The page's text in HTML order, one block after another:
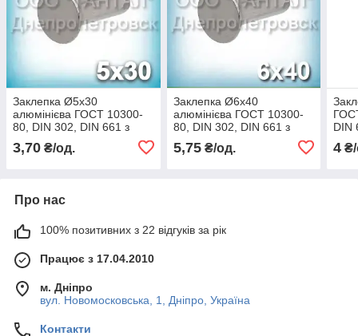
Заклепка Ø5х30
алюмінієва ГОСТ 10300-
80, DIN 302, DIN 661 з
3,70 ₴/од.
Заклепка Ø6х40
алюмінієва ГОСТ 10300-
80, DIN 302, DIN 661 з
5,75₴/од.
DIN
4
Про нас
100% позитивних з 22 відгуків за рік
Працює з 17.04.2010
м. Дніпро
вул. Новомосковська, 1, Дніпро, Україна
Контакти